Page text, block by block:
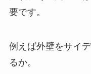
要です。
例えば外壁をサイ
るか。